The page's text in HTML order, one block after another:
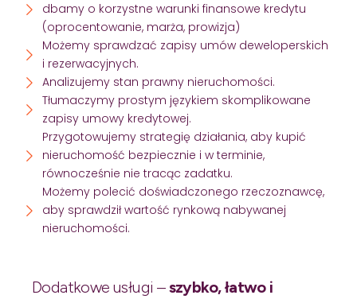
dbamy o korzystne warunki finansowe kredytu
(oprocentowanie, marża, prowizja)
Możemy sprawdzać zapisy umów deweloperskich
i rezerwacyjnych.
Analizujemy stan prawny nieruchomości.
Tłumaczymy prostym językiem skomplikowane
zapisy umowy kredytowej.
Przygotowujemy strategię działania, aby kupić
nieruchomość bezpiecznie i w terminie,
równocześnie nie tracąc zadatku.
Możemy polecić doświadczonego rzeczoznawcę,
aby sprawdził wartość rynkową nabywanej
nieruchomości.
Dodatkowe usługi –szybko, łatwo i